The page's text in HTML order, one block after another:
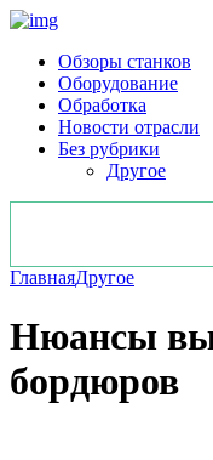
Обзоры станков
Оборудование
Обработка
Новости отрасли
Без рубрики
Другое
ГлавнаяДругое
Нюансы
бордюров